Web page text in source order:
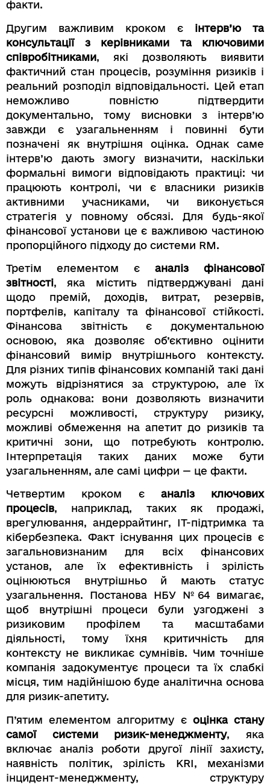
факти.
Другим важливим кроком є інтерв’ю та
консультації з керівниками та ключовими
співробітниками, які дозволяють виявити
фактичний стан процесів, розуміння ризиків і
реальний розподіл відповідальності. Цей етап
неможливо повністю підтвердити
документально, тому висновки з інтерв’ю
завжди є узагальненням і повинні бути
позначені як внутрішня оцінка. Однак саме
інтерв’ю дають змогу визначити, наскільки
формальні вимоги відповідають практиці: чи
працюють контролі, чи є власники ризиків
активними учасниками, чи виконується
стратегія у повному обсязі. Для будь-якої
фінансової установи це є важливою частиною
пропорційного підходу до системи RM.
Третім елементом є аналіз фінансової
звітності, яка містить підтверджувані дані
щодо премій, доходів, витрат, резервів,
портфелів, капіталу та фінансової стійкості.
Фінансова звітність є документальною
основою, яка дозволяє об’єктивно оцінити
фінансовий вимір внутрішнього контексту.
Для різних типів фінансових компаній такі дані
можуть відрізнятися за структурою, але їх
роль однакова: вони дозволяють визначити
ресурсні можливості, структуру ризику,
можливі обмеження на апетит до ризиків та
критичні зони, що потребують контролю.
Інтерпретація таких даних може бути
узагальненням, але самі цифри — це факти.
Четвертим кроком є аналіз ключових
процесів, наприклад, таких як продажі,
врегулювання, андеррайтинг, ІТ-підтримка та
кібербезпека. Факт існування цих процесів є
загальновизнаним для всіх фінансових
установ, але їх ефективність і зрілість
оцінюються внутрішньо й мають статус
узагальнення. Постанова НБУ №64 вимагає,
щоб внутрішні процеси були узгоджені з
ризиковим профілем та масштабами
діяльності, тому їхня критичність для
контексту не викликає сумнівів. Чим точніше
компанія задокументує процеси та їх слабкі
місця, тим надійнішою буде аналітична основа
для ризик-апетиту.
П’ятим елементом алгоритму є оцінка стану
самої системи ризик-менеджменту, яка
включає аналіз роботи другої лінії захисту,
наявність політик, зрілість KRI, механізми
інцидент-менеджменту, структуру